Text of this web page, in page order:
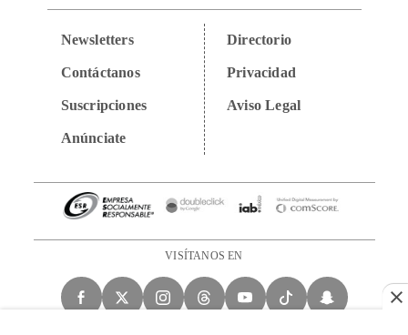
Newsletters
Contáctanos
Suscripciones
Anúnciate
Directorio
Privacidad
Aviso Legal
VISÍTANOS EN